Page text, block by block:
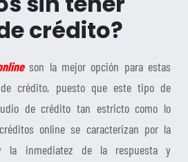
crédito?
son la mejor opción para estas
crédito, puesto que este tipo de
de crédito tan estricto como lo
online se caracterizan por la
la inmediatez de la respuesta y